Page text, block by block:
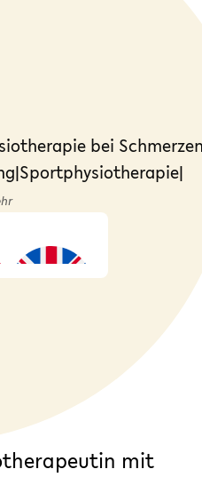
bei Schmerzen
|Sportphysiotherapie|
mit